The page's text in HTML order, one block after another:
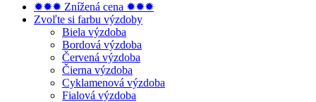
✹✹✹ Znížená cena ✹✹✹
Zvoľte si farbu výzdoby
Biela výzdoba
Bordová výzdoba
Červená výzdoba
Čierna výzdoba
Cyklamenová výzdoba
Fialová výzdoba